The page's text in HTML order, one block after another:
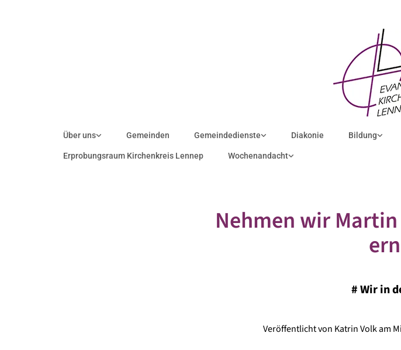
Über uns Gemeinden Gemeindedienste Diakonie Bildung
Erprobungsraum Kirchenkreis Lennep Wochenandacht
Nehmen wir
#Wir in
Veröffentlicht von Katrin Volk am